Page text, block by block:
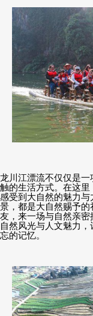
龙川江漂流不仅仅是
触的生活方式。在这里
感受到大自然的魅力
景，都是大自然赐予
友，来一场与自然亲
自然风光与人文魅力
忘的记忆。